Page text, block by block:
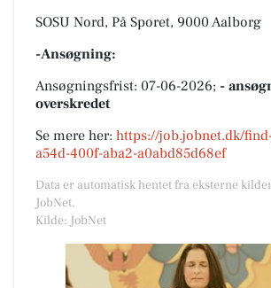
SOSU Nord, På Sporet, 9000 Aalborg
-Ansøgning:
Ansøgningsfrist: 07-06-2026; -
overskredet
Se mere her: https://job.jobnet.dk/
a54d-400f-aba2-a0abd85d68ef
Data er automatisk hentet fra eksterne
JobNet.
Kilde: JobNet